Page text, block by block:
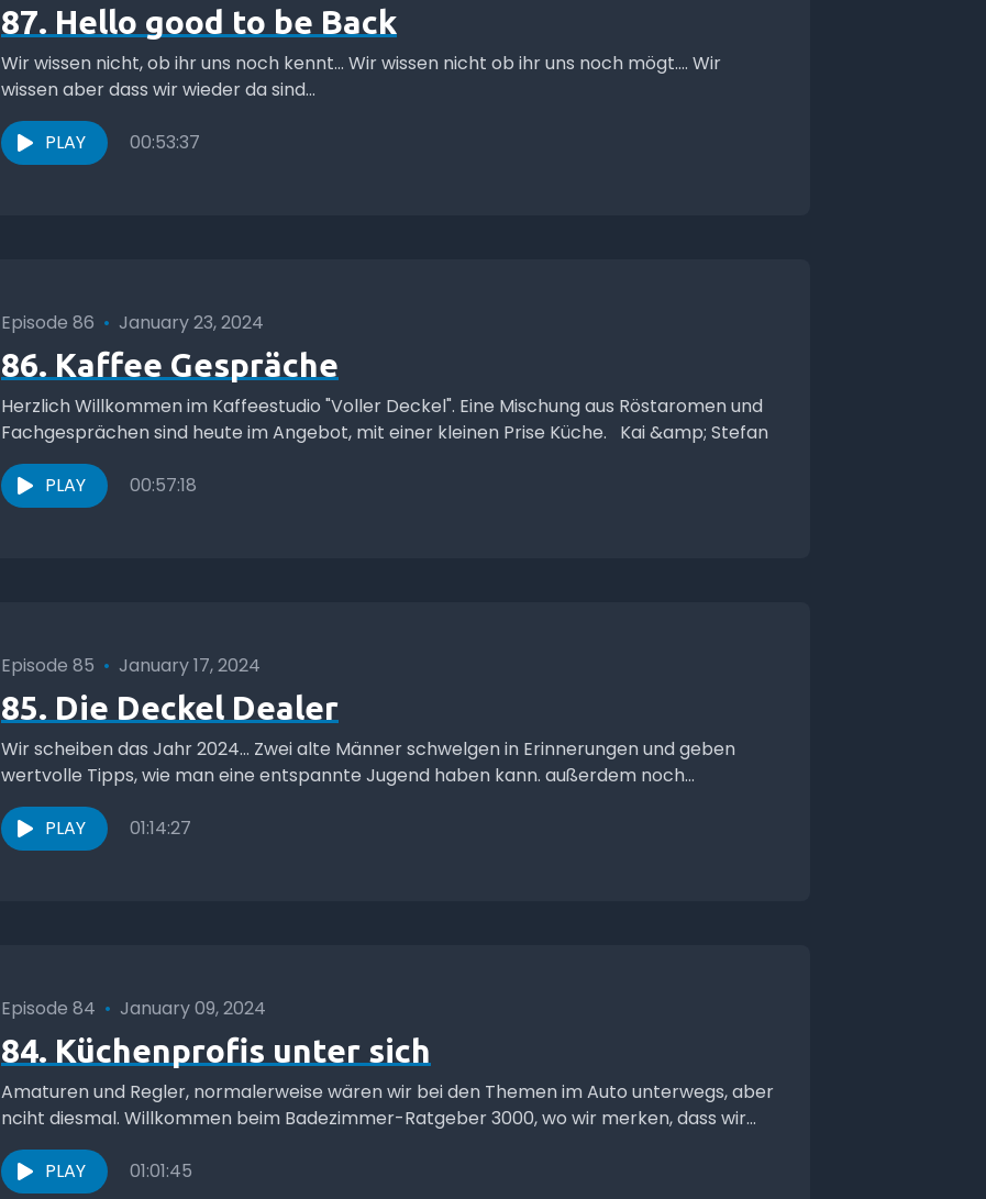
87. Hello good to be Back
Wir wissen nicht, ob ihr uns noch kennt... Wir wissen nicht ob ihr uns noch mögt.... Wir
wissen aber dass wir wieder da sind...
PLAY 00:53:37
Episode 86 • January 23, 2024
86. Kaffee Gespräche
Herzlich Willkommen im Kaffeestudio "Voller Deckel". Eine Mischung aus Röstaromen und
Fachgesprächen sind heute im Angebot, mit einer kleinen Prise Küche. Kai &amp; Stefan
PLAY 00:57:18
Episode 85 • January 17, 2024
85. Die Deckel Dealer
Wir scheiben das Jahr 2024... Zwei alte Männer schwelgen in Erinnerungen und geben
wertvolle Tipps, wie man eine entspannte Jugend haben kann. außerdem noch...
PLAY 01:14:27
Episode 84 • January 09, 2024
84. Küchenprofis unter sich
Amaturen und Regler, normalerweise wären wir bei den Themen im Auto unterwegs, aber
nciht diesmal. Willkommen beim Badezimmer-Ratgeber 3000, wo wir merken, dass wir...
PLAY 01:01:45